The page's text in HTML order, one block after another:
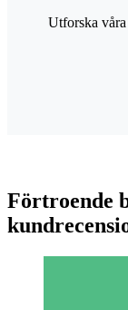
Utforska våra
Förtroende